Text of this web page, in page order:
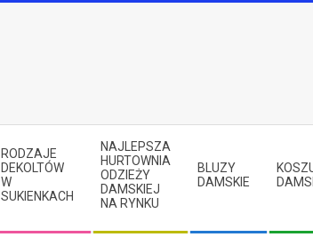
RODZAJE
DEKOLTÓW
W
SUKIENKACH
NAJLEPSZA
HURTOWNIA
ODZIEŻY
DAMSKIEJ
NA RYNKU
BLUZY
DAMSKIE